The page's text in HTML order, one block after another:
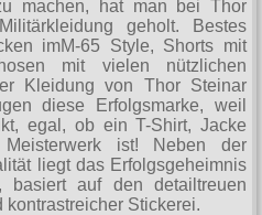
13
Charms
L
XL USA
London
Bull
Steinar
( 0 | 0.00 € )
0.00 €
Media:
machen, hat man bei Thor
geholt. Bestes
imМ-65 Style, Shorts mit
mit vielen nützlichen
Kleidung von Thor Steinar
diese Erfolgsmarke, weil
egal, ob ein T-Shirt, Jacke
ist! Neben der
liegt das Erfolgsgeheimnis
basiert auf den detailtreuen
Stickerei.